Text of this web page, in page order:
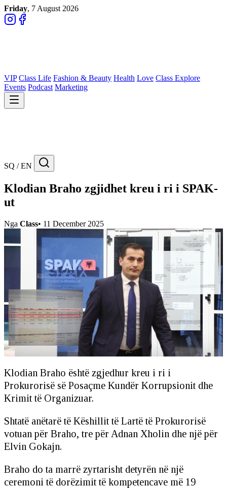
Friday, 7 August 2026
VIP Class Life Fashion & Beauty Health Love Class Explore
Events Podcast Marketing
SQ / EN
Klodian Braho zgjidhet kreu i ri i SPAK-
ut
Nga Class• 11 December 2025
Klodian Braho është zgjedhur kreu i ri i
Prokurorisë së Posaçme Kundër Korrupsionit dhe
Krimit të Organizuar.
Shtatë anëtarë të Këshillit të Lartë të Prokurorisë
votuan për Braho, tre për Adnan Xholin dhe një për
Elvin Gokajn.
Braho do ta marrë zyrtarisht detyrën në një
ceremoni të dorëzimit të kompetencave më 19